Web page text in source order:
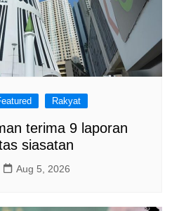
Rakyat
terima 9 laporan
siasatan
Aug 5, 2026